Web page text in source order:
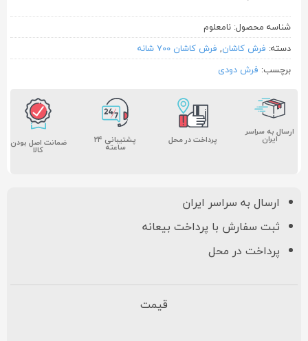
شناسه محصول: نامعلوم
دسته: فرش کاشان, فرش کاشان 700 شانه
برچسب: فرش دودی
ارسال به سراسر
ایران پرداخت در محل پشتیبانی ۲۴
ساعته ضمانت اصل بودن
کالا
ارسال به سراسر ایران
ثبت سفارش با پرداخت بیعانه
پرداخت در محل
قیمت